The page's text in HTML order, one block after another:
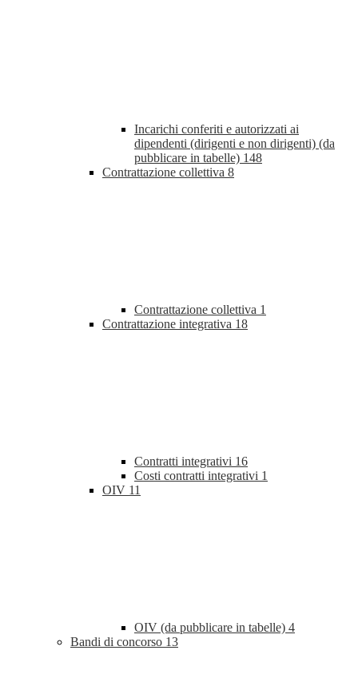
Incarichi conferiti e autorizzati ai
dipendenti (dirigenti e non dirigenti) (da
pubblicare in tabelle) 148
Contrattazione collettiva 8
Contrattazione collettiva 1
Contrattazione integrativa 18
Contratti integrativi 16
Costi contratti integrativi 1
OIV 11
OIV (da pubblicare in tabelle) 4
Bandi di concorso 13